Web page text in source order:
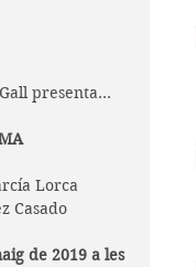
presenta...
Lorca
Casado
de 2019 a les